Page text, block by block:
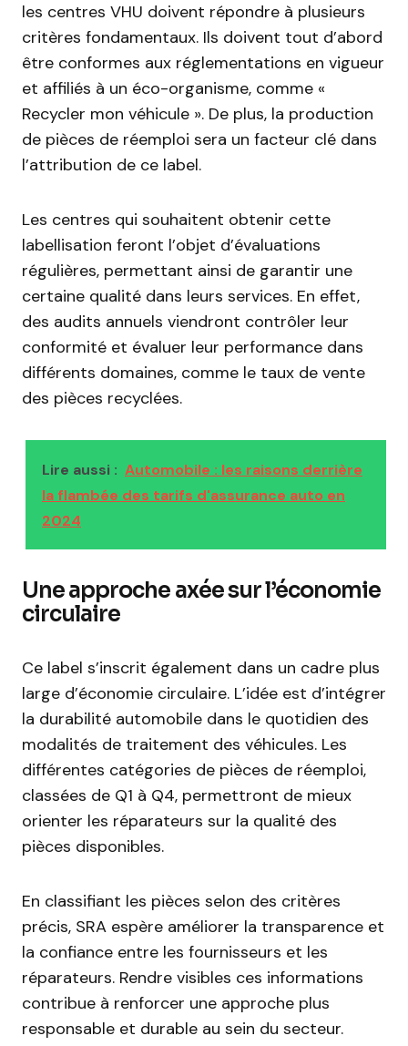
les centres VHU doivent répondre à plusieurs
critères fondamentaux. Ils doivent tout d’abord
être conformes aux réglementations en vigueur
et affiliés à un éco-organisme, comme «
Recycler mon véhicule ». De plus, la production
de pièces de réemploi sera un facteur clé dans
l’attribution de ce label.
Les centres qui souhaitent obtenir cette
labellisation feront l’objet d’évaluations
régulières, permettant ainsi de garantir une
certaine qualité dans leurs services. En effet,
des audits annuels viendront contrôler leur
conformité et évaluer leur performance dans
différents domaines, comme le taux de vente
des pièces recyclées.
Lire aussi : Automobile : les raisons derrière
la flambée des tarifs d'assurance auto en
2024
Une approche axée sur l’économie
circulaire
Ce label s’inscrit également dans un cadre plus
large d’économie circulaire. L’idée est d’intégrer
la durabilité automobile dans le quotidien des
modalités de traitement des véhicules. Les
différentes catégories de pièces de réemploi,
classées de Q1 à Q4, permettront de mieux
orienter les réparateurs sur la qualité des
pièces disponibles.
En classifiant les pièces selon des critères
précis, SRA espère améliorer la transparence et
la confiance entre les fournisseurs et les
réparateurs. Rendre visibles ces informations
contribue à renforcer une approche plus
responsable et durable au sein du secteur.